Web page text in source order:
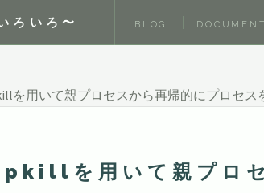
ろいろ〜 BLOG
を用いて親プロセスから再帰的にプロセス
を用いて親プロセ